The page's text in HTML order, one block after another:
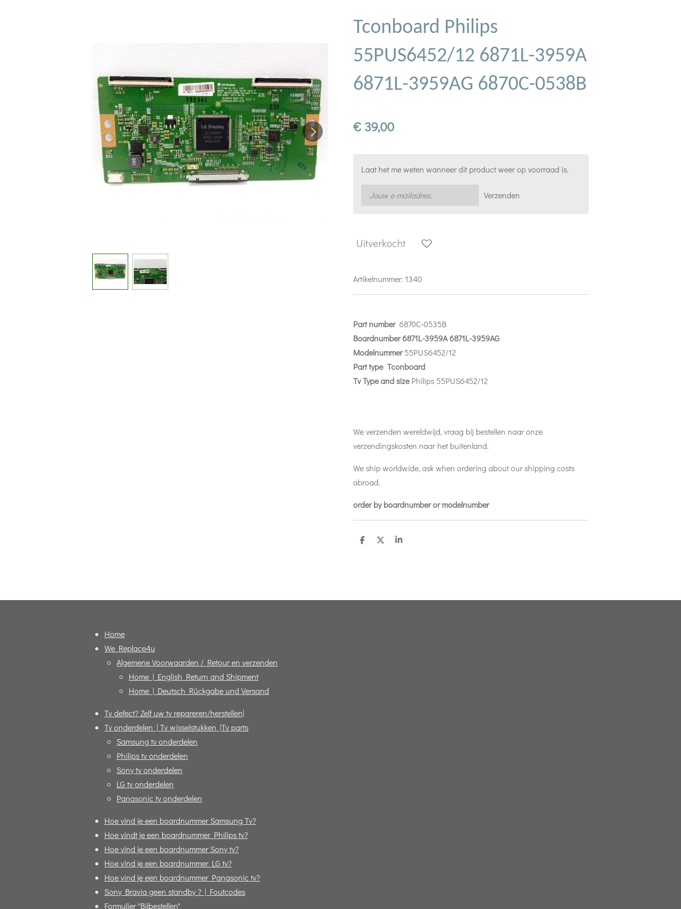
Tconboard Philips
55PUS6452/12 6871L-3959A
6871L-3959AG 6870C-0538B
€ 39,00
Laat het me weten wanneer dit product weer op voorraad is.
Verzenden
Uitverkocht
Artikelnummer: 1340
Part number 6870C-0535B
Boardnumber 6871L-3959A 6871L-3959AG
Modelnummer55PUS6452/12
Parttype Tconboard
Tv Type and sizePhilips 55PUS6452/12
We verzenden wereldwijd, vraag bij bestellen naar onze
verzendingskosten naar het buitenland.
We ship worldwide, ask when ordering about our shipping costs
abroad.
order by boardnumber or modelnumber
D
D
S
Home
We Replace4u
Algemene Voorwaarden / Retour en verzenden
Home | English Return and Shipment
Home | Deutsch Rückgabe und Versand
Tv defect? Zelf uw tv repareren/herstellen|
Tv onderdelen | Tv wisselstukken |Tv parts
Samsung tv onderdelen
Philips tv onderdelen
Sony tv onderdelen
LG tv onderdelen
Panasonic tv onderdelen
Hoe vind je een boardnummer Samsung Tv?
Hoe vindt je een boardnummer Philips tv?
Hoe vind je een boardnummer Sony tv?
Hoe vind je een boardnummer LG tv?
Hoe vind je een boardnummer Panasonic tv?
Sony Bravia geen standby ? | Foutcodes
Formulier "Bijbestellen"